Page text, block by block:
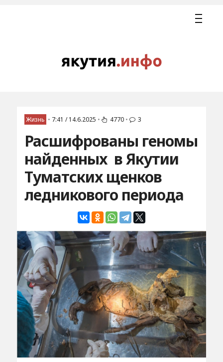
Жизнь • 7:41 / 14.6.2025 • 4770 • 3
Расшифрованы геномы
найденных в Якутии
Туматских щенков
ледникового периода